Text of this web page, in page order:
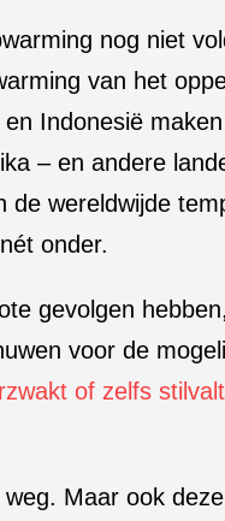
nog niet
van het
Indonesië
– en andere
de wereldwijde
onder.
gevolgen
voor de
of zelfs stilvalt
weg. Maar ook